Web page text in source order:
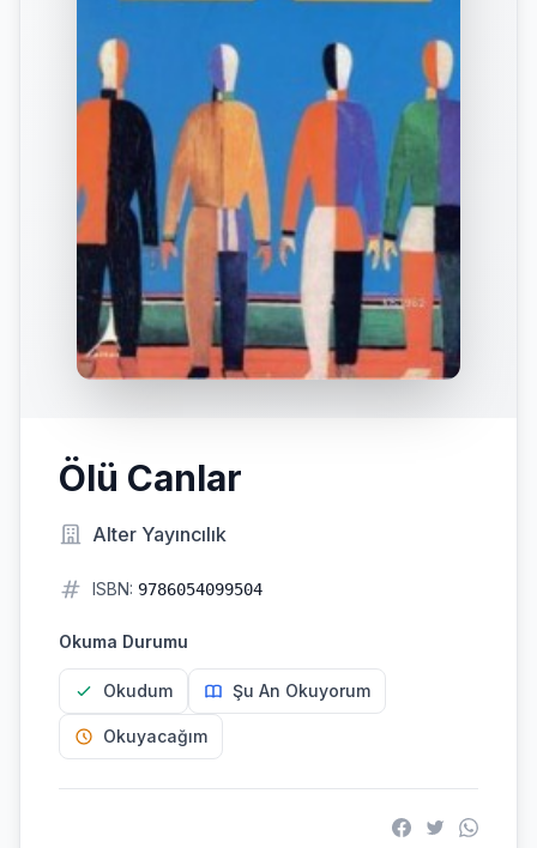
Ölü Canlar
Alter Yayıncılık
ISBN: 9786054099504
Okuma Durumu
Okudum Şu An Okuyorum
Okuyacağım